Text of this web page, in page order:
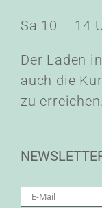
Sa 10 – 14
Der Laden
auch die
zu erreichen.